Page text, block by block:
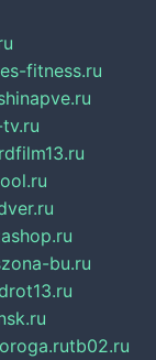
fitness.ru
bu.ru
tb02.ru